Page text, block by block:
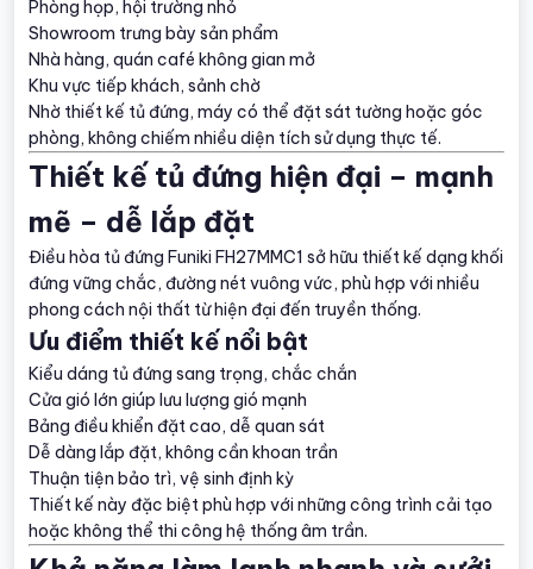
Phòng họp, hội trường nhỏ
Showroom trưng bày sản phẩm
Nhà hàng, quán café không gian mở
Khu vực tiếp khách, sảnh chờ
Nhờ thiết kế tủ đứng, máy có thể đặt sát tường hoặc góc
phòng, không chiếm nhiều diện tích sử dụng thực tế.
Thiết kế tủ đứng hiện đại – mạnh
mẽ – dễ lắp đặt
Điều hòa tủ đứng Funiki FH27MMC1 sở hữu thiết kế dạng khối
đứng vững chắc, đường nét vuông vức, phù hợp với nhiều
phong cách nội thất từ hiện đại đến truyền thống.
Ưu điểm thiết kế nổi bật
Kiểu dáng tủ đứng sang trọng, chắc chắn
Cửa gió lớn giúp lưu lượng gió mạnh
Bảng điều khiển đặt cao, dễ quan sát
Dễ dàng lắp đặt, không cần khoan trần
Thuận tiện bảo trì, vệ sinh định kỳ
Thiết kế này đặc biệt phù hợp với những công trình cải tạo
hoặc không thể thi công hệ thống âm trần.